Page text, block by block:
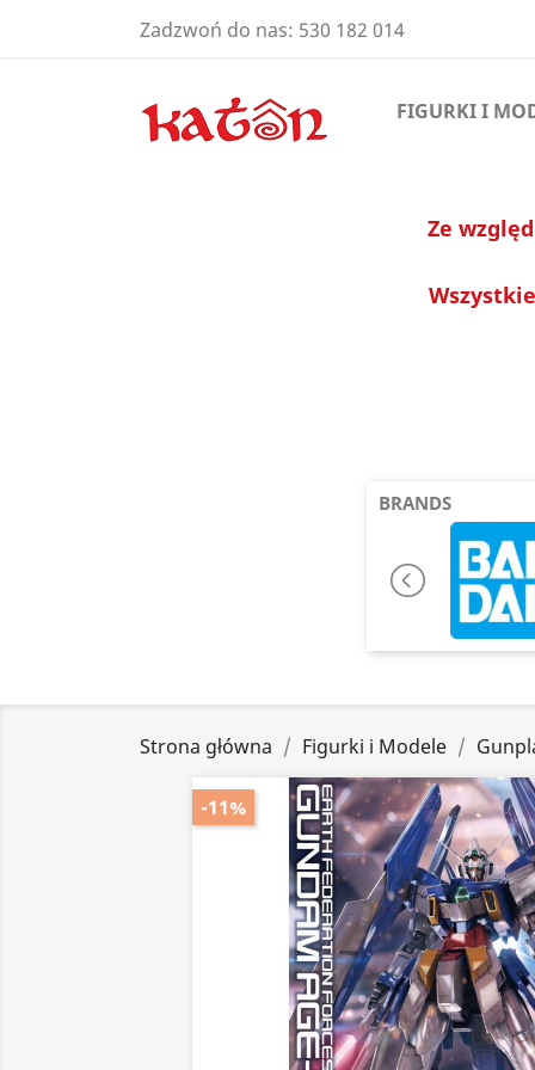
Zadzwoń do nas: 530 182 014
FIGURKI I
Ze
BRANDS
Strona główna Figurki i Modele
-11%